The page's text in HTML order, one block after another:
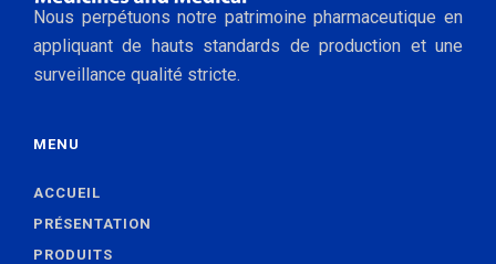
Nous perpétuons notre patrimoine pharmaceutique en
appliquant de hauts standards de production et une
surveillance qualité stricte.
MENU
ACCUEIL
PRÉSENTATION
PRODUITS